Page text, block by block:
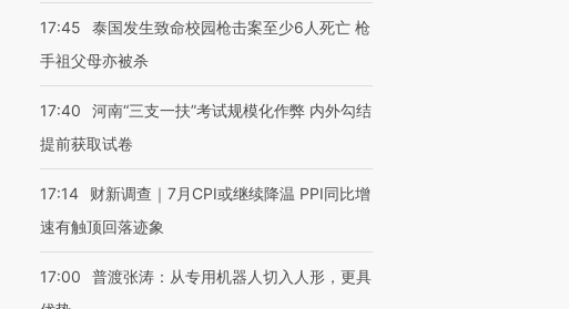
17:45
泰国发生致命校园枪击案至少6人死亡 枪
手祖父母亦被杀
17:40
河南“三支一扶”考试规模化作弊 内外勾结
提前获取试卷
17:14
财新调查｜7月CPI或继续降温 PPI同比增
速有触顶回落迹象
17:00
普渡张涛：从专用机器人切入人形，更具